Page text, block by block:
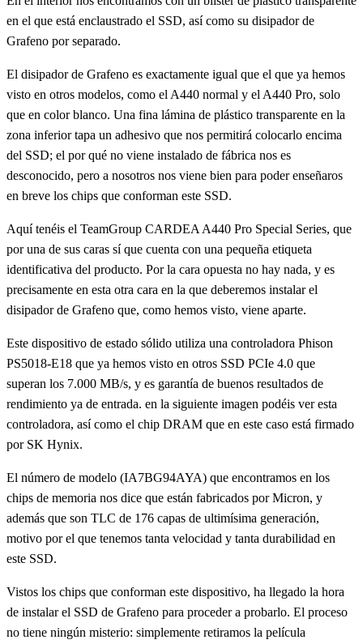
en el que está enclaustrado el SSD, así como su disipador de
Grafeno por separado.
El disipador de Grafeno es exactamente igual que el que ya hemos
visto en otros modelos, como el A440 normal y el A440 Pro, solo
que en color blanco. Una fina lámina de plástico transparente en la
zona inferior tapa un adhesivo que nos permitirá colocarlo encima
del SSD; el por qué no viene instalado de fábrica nos es
desconocido, pero a nosotros nos viene bien para poder enseñaros
en breve los chips que conforman este SSD.
Aquí tenéis el TeamGroup CARDEA A440 Pro Special Series, que
por una de sus caras sí que cuenta con una pequeña etiqueta
identificativa del producto. Por la cara opuesta no hay nada, y es
precisamente en esta otra cara en la que deberemos instalar el
disipador de Grafeno que, como hemos visto, viene aparte.
Este dispositivo de estado sólido utiliza una controladora Phison
PS5018-E18 que ya hemos visto en otros SSD PCIe 4.0 que
superan los 7.000 MB/s, y es garantía de buenos resultados de
rendimiento ya de entrada. en la siguiente imagen podéis ver esta
controladora, así como el chip DRAM que en este caso está firmado
por SK Hynix.
El número de modelo (IA7BG94AYA) que encontramos en los
chips de memoria nos dice que están fabricados por Micron, y
además que son TLC de 176 capas de ultimísima generación,
motivo por el que tenemos tanta velocidad y tanta durabilidad en
este SSD.
Vistos los chips que conforman este dispositivo, ha llegado la hora
de instalar el SSD de Grafeno para proceder a probarlo. El proceso
no tiene ningún misterio: simplemente retiramos la película